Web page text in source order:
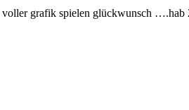
grafik spielen glückwunsch